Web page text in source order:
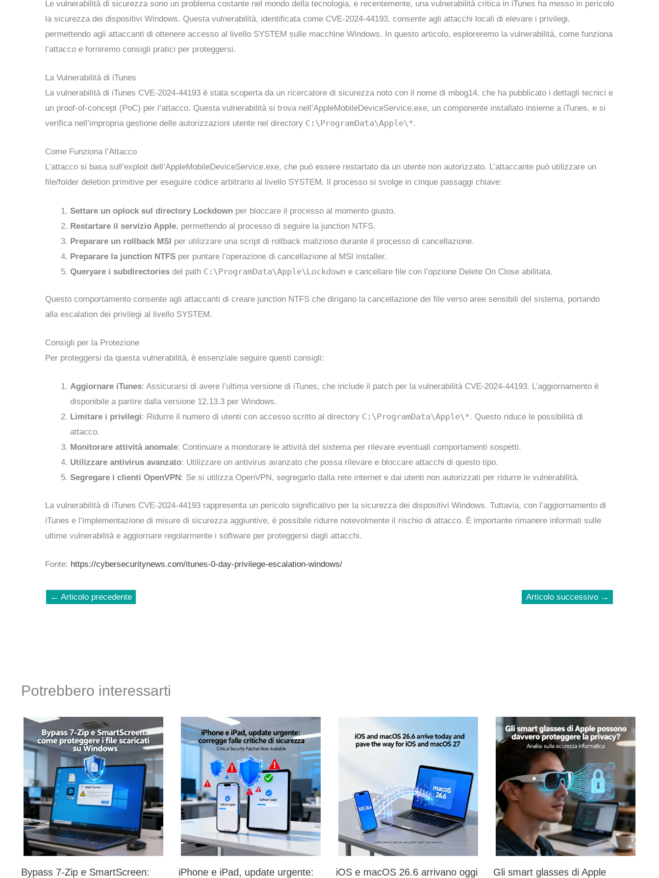
Le vulnerabilità di sicurezza sono un problema costante nel mondo della tecnologia, e recentemente, una vulnerabilità critica in iTunes ha messo in pericolo
la sicurezza dei dispositivi Windows. Questa vulnerabilità, identificata come CVE-2024-44193, consente agli attacchi locali di elevare i privilegi,
permettendo agli attaccanti di ottenere accesso al livello SYSTEM sulle macchine Windows. In questo articolo, esploreremo la vulnerabilità, come funziona
l’attacco e forniremo consigli pratici per proteggersi.
La Vulnerabilità di iTunes
La vulnerabilità di iTunes CVE-2024-44193 è stata scoperta da un ricercatore di sicurezza noto con il nome di mbog14, che ha pubblicato i dettagli tecnici e
un proof-of-concept (PoC) per l’attacco. Questa vulnerabilità si trova nell’AppleMobileDeviceService.exe, un componente installato insieme a iTunes, e si
verifica nell’impropria gestione delle autorizzazioni utente nel directory C:\ProgramData\Apple\*.
Come Funziona l’Attacco
L’attacco si basa sull’exploit dell’AppleMobileDeviceService.exe, che può essere restartato da un utente non autorizzato. L’attaccante può utilizzare un
file/folder deletion primitive per eseguire codice arbitrario al livello SYSTEM. Il processo si svolge in cinque passaggi chiave:
Settare un oplock sul directory Lockdown per bloccare il processo al momento giusto.
Restartare il servizio Apple, permettendo al processo di seguire la junction NTFS.
Preparare un rollback MSI per utilizzare una script di rollback malizioso durante il processo di cancellazione.
Preparare la junction NTFS per puntare l’operazione di cancellazione al MSI installer.
Queryare i subdirectories del path C:\ProgramData\Apple\Lockdown e cancellare file con l’opzione Delete On Close abilitata.
Questo comportamento consente agli attaccanti di creare junction NTFS che dirigano la cancellazione dei file verso aree sensibili del sistema, portando
alla escalation dei privilegi al livello SYSTEM.
Consigli per la Protezione
Per proteggersi da questa vulnerabilità, è essenziale seguire questi consigli:
Aggiornare iTunes: Assicurarsi di avere l’ultima versione di iTunes, che include il patch per la vulnerabilità CVE-2024-44193. L’aggiornamento è
disponibile a partire dalla versione 12.13.3 per Windows.
Limitare i privilegi: Ridurre il numero di utenti con accesso scritto al directory C:\ProgramData\Apple\*. Questo riduce le possibilità di
attacco.
Monitorare attività anomale: Continuare a monitorare le attività del sistema per rilevare eventuali comportamenti sospetti.
Utilizzare antivirus avanzato: Utilizzare un antivirus avanzato che possa rilevare e bloccare attacchi di questo tipo.
Segregare i clienti OpenVPN : Se si utilizza OpenVPN, segregarlo dalla rete internet e dai utenti non autorizzati per ridurre le vulnerabilità.
La vulnerabilità di iTunes CVE-2024-44193 rappresenta un pericolo significativo per la sicurezza dei dispositivi Windows. Tuttavia, con l’aggiornamento di
iTunes e l’implementazione di misure di sicurezza aggiuntive, è possibile ridurre notevolmente il rischio di attacco. È importante rimanere informati sulle
ultime vulnerabilità e aggiornare regolarmente i software per proteggersi dagli attacchi.
Fonte: https://cybersecuritynews.com/itunes-0-day-privilege-escalation-windows/
← Articolo precedente Articolo successivo →
Potrebbero interessarti
Bypass 7-Zip e SmartScreen:
iPhone e iPad, update urgente:
iOS e macOS 26.6 arrivano oggi
Gli smart glasses di Apple